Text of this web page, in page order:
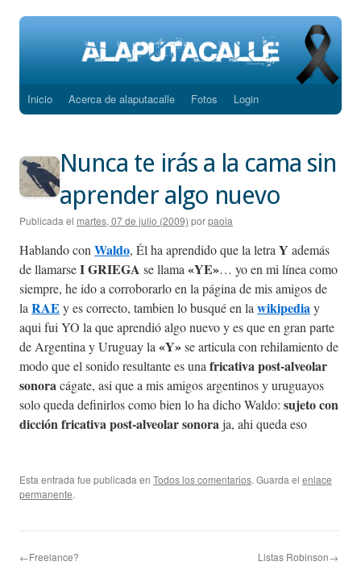
Saltar
contenido
Inicio Acerca de alaputacalle Fotos Login
Nunca te irás a la cama sin
aprender algo nuevo
Publicada el martes, 07 de julio (2009) porpaola
Hablando conWaldo, Él ha aprendido que la letraY además
de llamarseI GRIEGA se llama«YE»… yo en mi línea como
siempre, he ido a corroborarlo en la página de mis amigos de
laRAE y es correcto, tambien lo busqué en lawikipediay
aqui fui YO la que aprendió algo nuevo y es que en gran parte
de Argentina y Uruguay la«Y»se articula con rehilamiento de
modo que el sonido resultante es unafricativa post-alveolar
sonoracágate, asi que a mis amigos argentinos y uruguayos
solo queda definirlos como bien lo ha dicho Waldo: sujeto con
dicción fricativa post-alveolar sonoraja, ahi queda eso
Esta entrada fue publicada en Todos los comentarios. Guarda el enlace
permanente.
←Freelance? Listas Robinson→